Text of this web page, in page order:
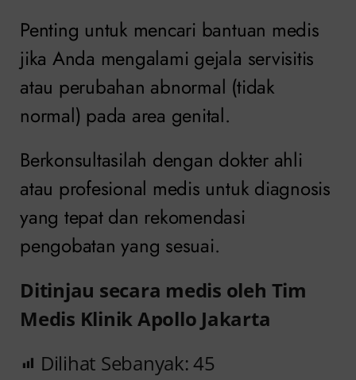
Penting untuk mencari bantuan medis
jika Anda mengalami gejala servisitis
atau perubahan abnormal (tidak
normal) pada area genital.
Berkonsultasilah dengan dokter ahli
atau profesional medis untuk diagnosis
yang tepat dan rekomendasi
pengobatan yang sesuai.
Ditinjau secara medis oleh Tim
Medis Klinik Apollo Jakarta
Dilihat Sebanyak:45